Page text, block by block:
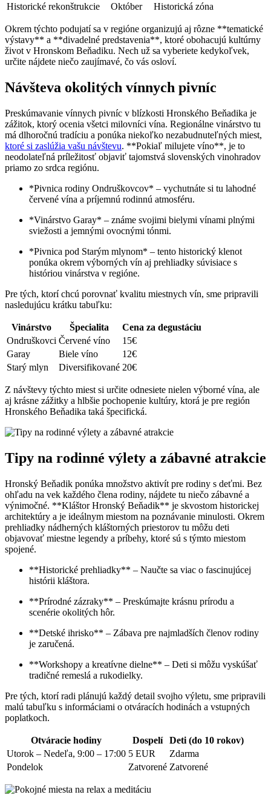
Historické rekonštrukcie
Október Historická zóna
Okrem týchto podujatí sa v regióne organizujú aj rôzne **tematické
výstavy** a **divadelné predstavenia**, ktoré obohacujú kultúrny
život v Hronskom Beňadiku. Nech už sa vyberiete kedykoľvek,
určite nájdete niečo zaujímavé, čo vás osloví.
Návšteva okolitých vínnych pivníc
Preskúmavanie vínnych pivníc v blízkosti Hronského Beňadika je
zážitok, ktorý ocenia všetci milovníci vína. Regionálne vinárstvo tu
má dlhoročnú tradíciu a ponúka niekoľko nezabudnuteľných miest,
ktoré si zaslúžia vašu návštevu. **Pokiaľ milujete víno**, je to
neodolateľná príležitosť objaviť tajomstvá slovenských vinohradov
priamo zo srdca regiónu.
*Pivnica rodiny Ondruškovcov* – vychutnáte si tu lahodné
červené vína a príjemnú rodinnú atmosféru.
*Vinárstvo Garay* – známe svojimi bielymi vínami plnými
sviežosti a jemnými ovocnými tónmi.
*Pivnica pod Starým mlynom* – tento historický klenot
ponúka okrem výborných vín aj prehliadky súvisiace s
históriou vinárstva v regióne.
Pre tých, ktorí chcú porovnať kvalitu miestnych vín, sme pripravili
nasledujúcu krátku tabuľku:
Vinárstvo Špecialita
Cena za degustáciu
Ondruškovci Červené víno
15€
Garay
Biele víno
12€
Starý mlyn
Diversifikované 20€
Z návštevy týchto miest si určite odnesiete nielen výborné vína, ale
aj krásne zážitky a hlbšie pochopenie kultúry, ktorá je pre región
Hronského Beňadika taká špecifická.
Tipy na rodinné výlety a zábavné atrakcie
Hronský Beňadik ponúka množstvo aktivít pre rodiny s deťmi. Bez
ohľadu na vek každého člena rodiny, nájdete tu niečo zábavné a
výnimočné. **Kláštor Hronský Beňadik** je skvostom historickej
architektúry a je ideálnym miestom na poznávanie minulosti. Okrem
prehliadky nádherných kláštorných priestorov tu môžu deti
objavovať miestne legendy a príbehy, ktoré sú s týmto miestom
spojené.
**Historické prehliadky** – Naučte sa viac o fascinujúcej
histórii kláštora.
**Prírodné zázraky** – Preskúmajte krásnu prírodu a
scenérie okolitých hôr.
**Detské ihrisko** – Zábava pre najmladších členov rodiny
je zaručená.
**Workshopy a kreatívne dielne** – Deti si môžu vyskúšať
tradičné remeslá a rukodielky.
Pre tých, ktorí radi plánujú každý detail svojho výletu, sme pripravili
malú tabuľku s informáciami o otváracích hodinách a vstupných
poplatkoch.
Otváracie hodiny Dospelí
Deti (do 10 rokov)
Utorok – Nedeľa, 9:00 – 17:00 5 EUR
Zdarma
Pondelok
Zatvorené Zatvorené